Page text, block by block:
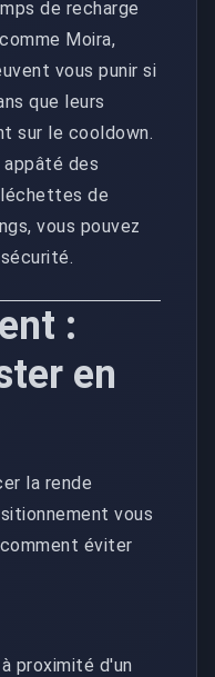
de recharge
Moira,
vous punir si
que leurs
sur le cooldown.
appâté des
de
vous pouvez
:
en
la rende
vous
éviter
proximité d'un